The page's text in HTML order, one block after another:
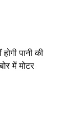
पानी की
में मोटर